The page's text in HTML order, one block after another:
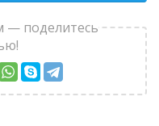
— поделитесь